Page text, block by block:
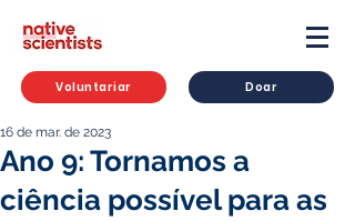
Voluntariar Doar
Ano 9: Tornamos a
ciência possível para as
16 de mar. de 2023